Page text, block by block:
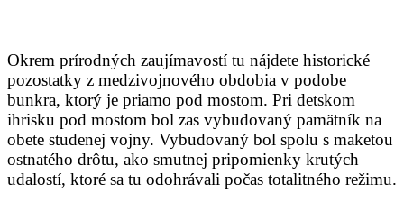
Okrem prírodných zaujímavostí tu nájdete historické
pozostatky z medzivojnového obdobia v podobe
bunkra, ktorý je priamo pod mostom. Pri detskom
ihrisku pod mostom bol zas vybudovaný pamätník na
obete studenej vojny. Vybudovaný bol spolu s maketou
ostnatého drôtu, ako smutnej pripomienky krutých
udalostí, ktoré sa tu odohrávali počas totalitného režimu.